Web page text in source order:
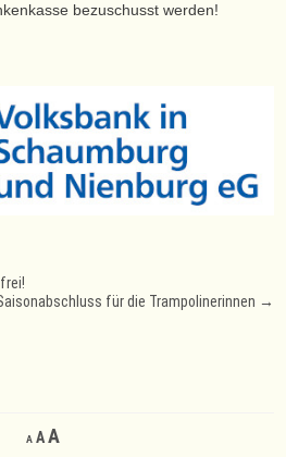
bezuschusst werden!
für die Trampolinerinnen →
A
Decrease
font
AReset
AIncrease